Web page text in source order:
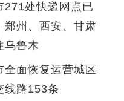
271处快递网点已
郑州、西安、甘肃
乌鲁木
全面恢复运营城区
线路153条